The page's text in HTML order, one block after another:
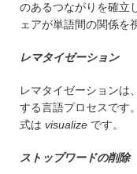
のあるつながりを確立
ェアが単語間の関係を
レマタイゼーション
レマタイゼーションは
する言語プロセスです
式は visualize です。
ストップワードの削除